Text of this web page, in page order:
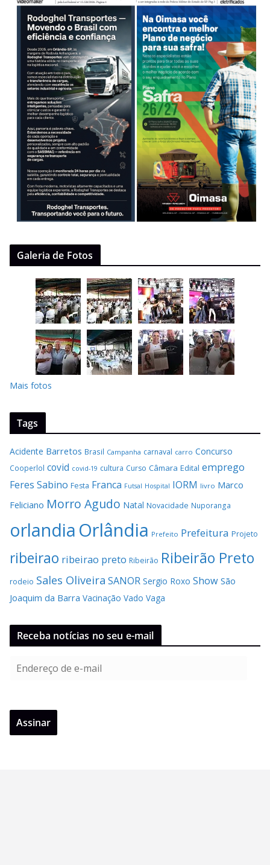
Galeria de Fotos
Mais fotos
Tags
Acidente Barretos Brasil Campanha carnaval carro Concurso
Cooperlol covid covid-19 cultura Curso Câmara Edital emprego
Feres Sabino Festa Franca Futsal Hospital IORM livro Marco
Feliciano Morro Agudo Natal Novacidade Nuporanga
orlandia Orlândia Prefeito Prefeitura Projeto
ribeirao ribeirao preto Ribeirão Ribeirão Preto
rodeio Sales Oliveira SANOR Sergio Roxo Show São
Joaquim da Barra Vacinação Vado Vaga
Receba notícias no seu e-mail
e
e
Assinar